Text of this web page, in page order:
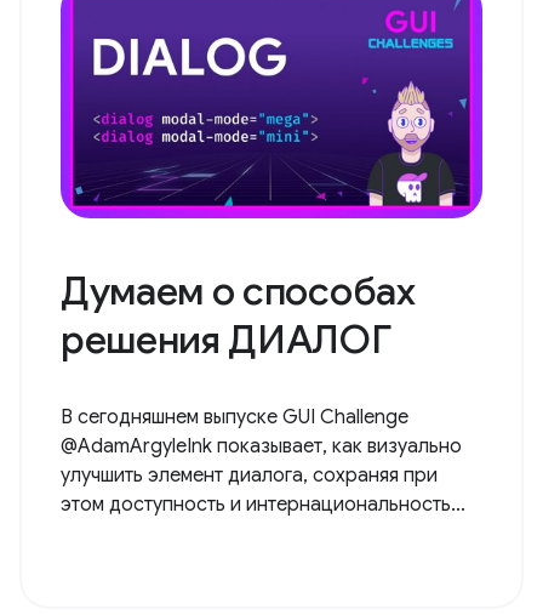
Думаем о способах
решения ДИАЛОГ
В сегодняшнем выпуске GUI Challenge
@AdamArgyleInk показывает, как визуально
улучшить элемент диалога, сохраняя при
этом доступность и интернациональность...